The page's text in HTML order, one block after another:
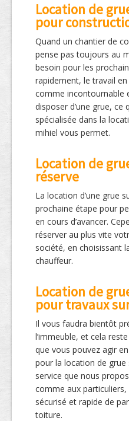
Location de
pour
Quand un chantier de
pense pas toujours au
besoin pour les
rapidement, le travail
comme incontournable
disposer d’une grue, ce
spécialisée dans la
mihiel vous permet.
Location de
réserve
La location d’une grue
prochaine étape pour
en cours d’avancer.
réserver au plus vite
société, en choisissant
chauffeur.
Location de
pour travaux
Il vous faudra bientôt
l’immeuble, et cela
que vous pouvez agir
pour la location de grue
service que nous
comme aux
sécurisé et rapide de
toiture.